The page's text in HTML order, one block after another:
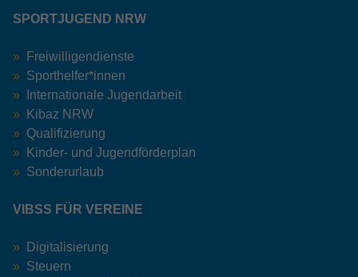
SPORTJUGEND NRW
Freiwilligendienste
Sporthelfer*innen
Internationale Jugendarbeit
Kibaz NRW
Qualifizierung
Kinder- und Jugendförderplan
Sonderurlaub
VIBSS FÜR VEREINE
Digitalisierung
Steuern